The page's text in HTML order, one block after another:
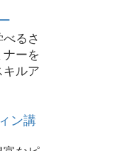
るさ
ーを
ルア
ン講